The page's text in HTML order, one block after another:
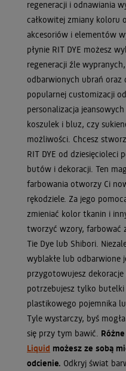
regeneracji i odnawiania
całkowitej zmiany koloru
akcesoriów i elementów
płynie RIT DYE możesz
regeneracji źle
odbarwionych ubrań oraz
popularnej customizacji
personalizacja
koszulek i bluz, czy
możliwości. Chcesz
RIT DYE od dziesięcioleci
butów i dekoracji. Ten
farbowania otworzy Ci
rękodziele. Za jego
zmieniać kolor tkanin i
tworzyć wzory, farbować
Tie Dye lub Shibori.
wyblakłe lub odbarwione
przygotowujesz
potrzebujesz tylko butelki
plastikowego pojemnika
Tyle wystarczy, byś
się przy tym bawić.
Liquid możesz ze sobą
odcienie. Odkryj świat